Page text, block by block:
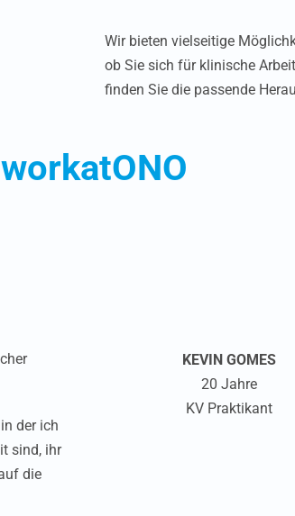
Wir bieten vielseitige
ob Sie sich für klinische
finden Sie die passende
der ich
sind, ihr
die
KEVIN GOMES
20 Jahre
KV Praktikant